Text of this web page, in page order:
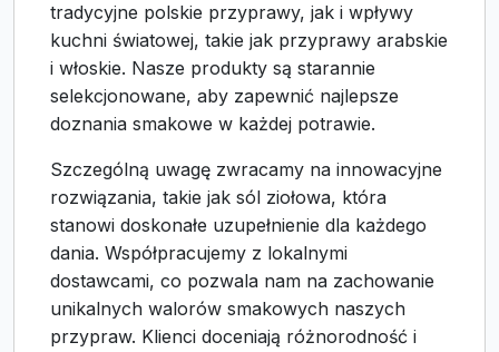
tradycyjne polskie przyprawy, jak i wpływy
kuchni światowej, takie jak przyprawy arabskie
i włoskie. Nasze produkty są starannie
selekcjonowane, aby zapewnić najlepsze
doznania smakowe w każdej potrawie.
Szczególną uwagę zwracamy na innowacyjne
rozwiązania, takie jak sól ziołowa, która
stanowi doskonałe uzupełnienie dla każdego
dania. Współpracujemy z lokalnymi
dostawcami, co pozwala nam na zachowanie
unikalnych walorów smakowych naszych
przypraw. Klienci doceniają różnorodność i